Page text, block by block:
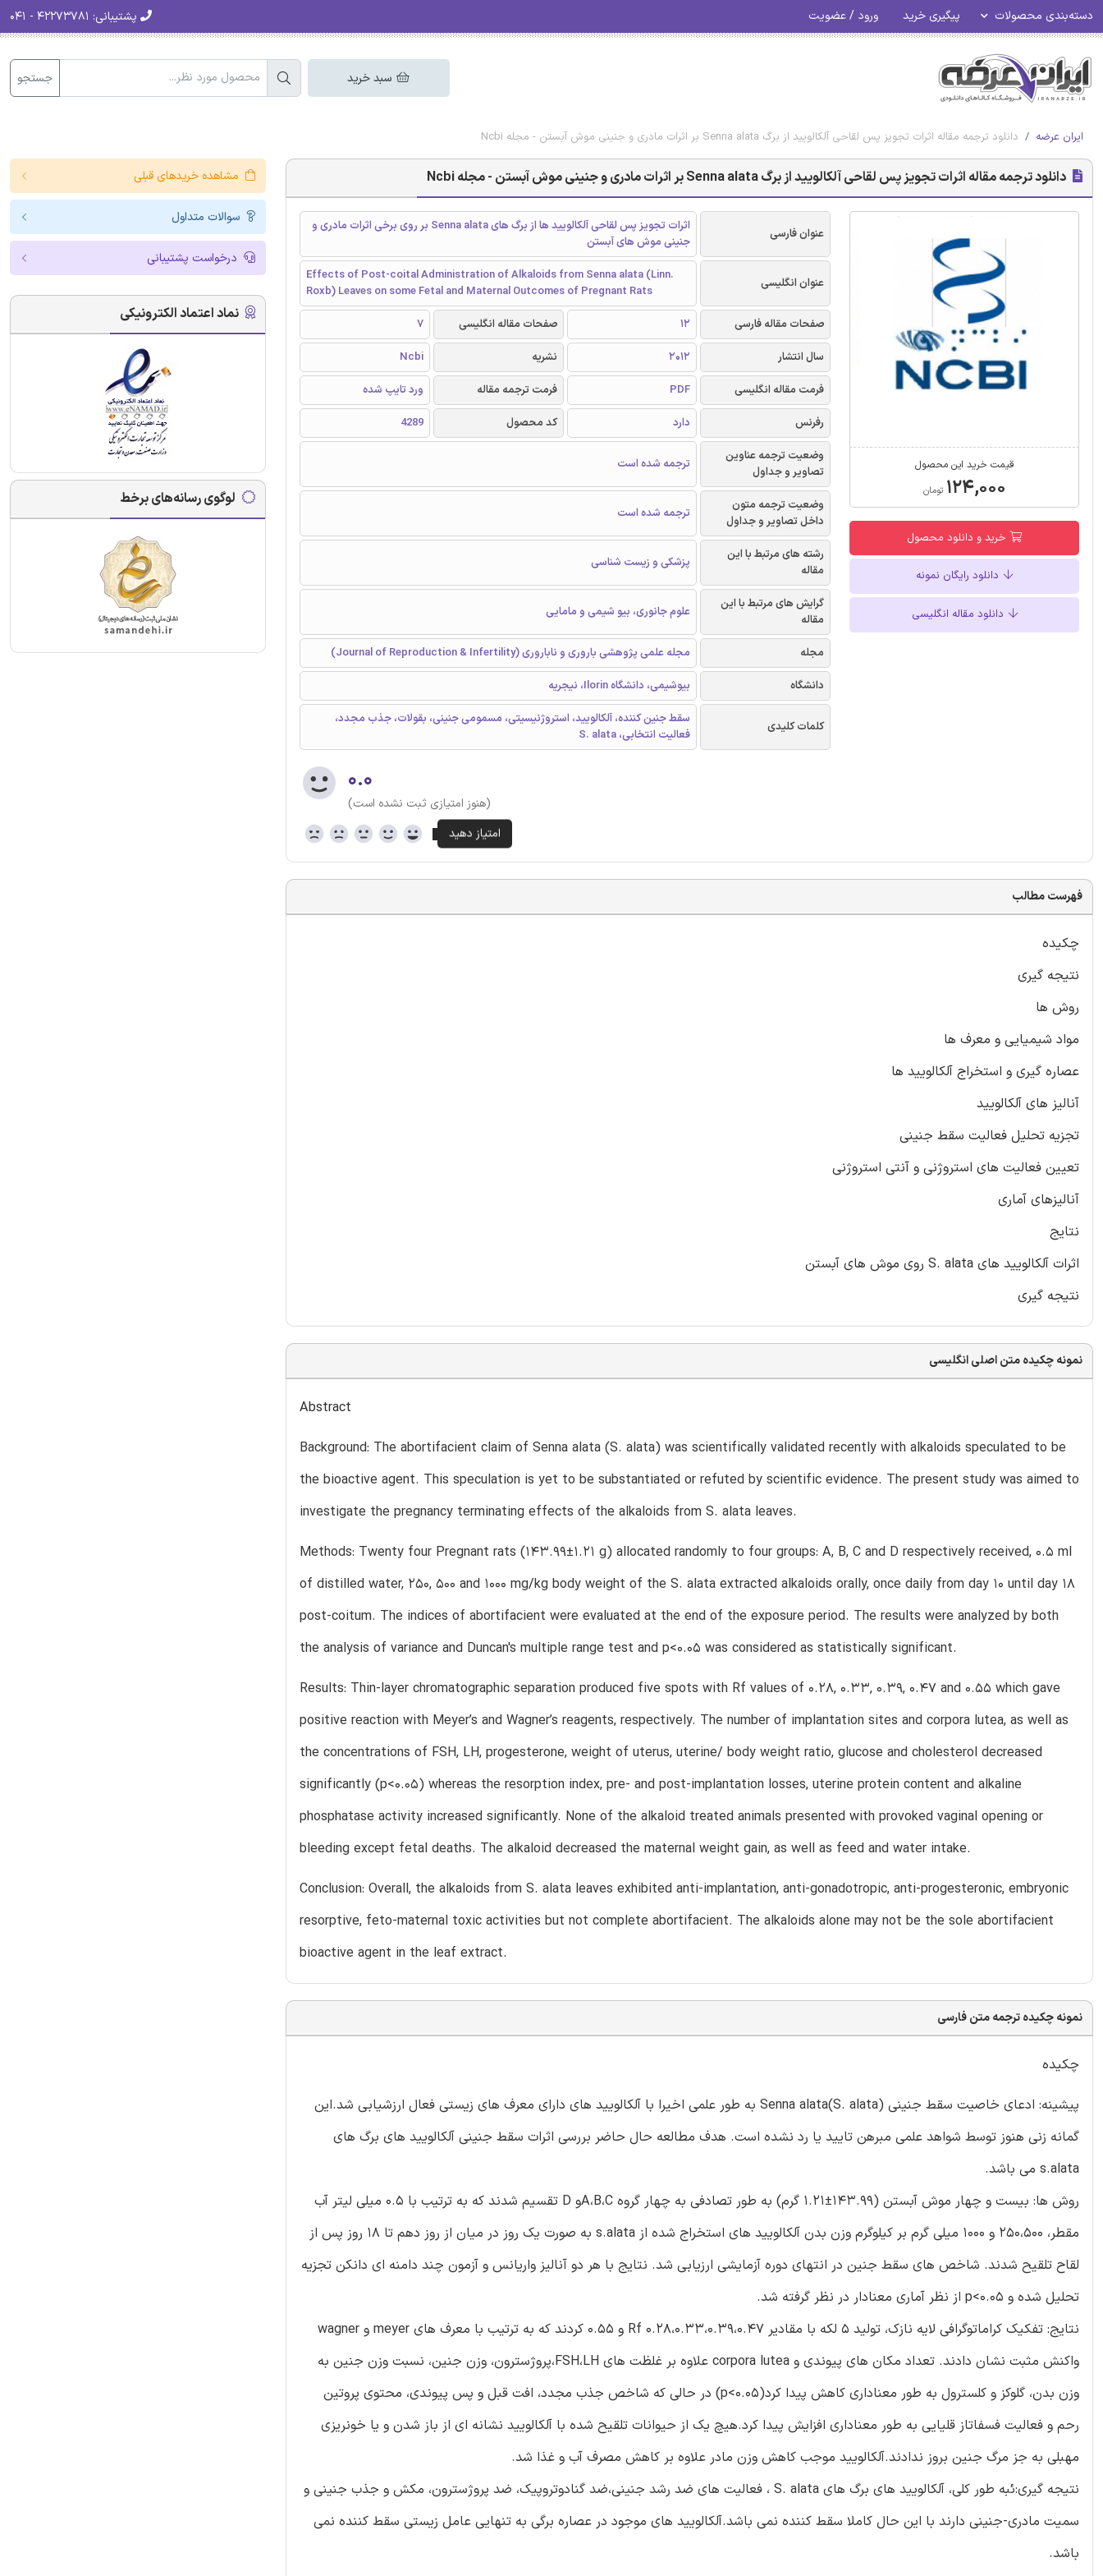
دسته‌بندی محصولات پیگیری خرید ورود / عضویت پشتیبانی:
سبد خرید جستجو
ایران عرضه دانلود ترجمه مقاله اثرات تجویز پس لقاحی آلکالویید از برگ Senna alata بر اثرات مادری و جنینی موش آبستن - مجله Ncbi
دانلود ترجمه مقاله اثرات تجویز پس لقاحی آلکالویید از برگ Senna alata بر اثرات مادری و جنینی موش آبستن - مجله Ncbi
قیمت خرید این محصول
۱۲۴,۰۰۰ تومان
خرید و دانلود محصول
دانلود رایگان نمونه
دانلود مقاله انگلیسی
عنوان فارسی
اثرات تجویز پس لقاحی آلکالویید ها از برگ های Senna alata بر روی برخی اثرات مادری و
جنینی موش های آبستن
عنوان انگلیسی
Effects of Post-coital Administration of Alkaloids from Senna alata (Linn.
Roxb) Leaves on some Fetal and Maternal Outcomes of Pregnant Rats
صفحات مقاله فارسی
12 صفحات مقاله انگلیسی
7
سال انتشار
2012 نشریه
Ncbi
فرمت مقاله انگلیسی
PDF فرمت ترجمه مقاله
ورد تایپ شده
رفرنس
دارد کد محصول
4289
وضعیت ترجمه عناوین
تصاویر و جداول
ترجمه شده است
وضعیت ترجمه متون
داخل تصاویر و جداول
ترجمه شده است
رشته های مرتبط با این
مقاله
پزشکی و زیست شناسی
گرایش های مرتبط با این
مقاله
علوم جانوری، بیو شیمی و مامایی
مجله
مجله علمی پژوهشی باروری و ناباروری (Journal of Reproduction & Infertility)
دانشگاه
بیوشیمی، دانشگاه Ilorin، نیجریه
کلمات کلیدی
سقط جنین کننده، آلکالویید، استروژنیسیتی، مسمومی جنینی، بقولات، جذب مجدد،
فعالیت انتخابی، S. alata
۰.۰
(هنوز امتیازی ثبت نشده است)
فهرست مطالب
چکیده
نتیجه گیری
روش ها
مواد شیمیایی و معرف ها
عصاره گیری و استخراج آلکالویید ها
آنالیز های آلکالویید
تجزیه تحلیل فعالیت سقط جنینی
تعیین فعالیت های استروژنی و آنتی استروژنی
آنالیزهای آماری
نتایج
اثرات آلکالویید های S. alata روی موش های آبستن
نتیجه گیری
نمونه چکیده متن اصلی انگلیسی
Abstract
Background: The abortifacient claim of Senna alata (S. alata) was scientifically validated recently with alkaloids speculated to be
the bioactive agent. This speculation is yet to be substantiated or refuted by scientific evidence. The present study was aimed to
investigate the pregnancy terminating effects of the alkaloids from S. alata leaves.
Methods: Twenty four Pregnant rats (143.99±1.21 g) allocated randomly to four groups: A, B, C and D respectively received, 0.5 ml
of distilled water, 250, 500 and 1000 mg/kg body weight of the S. alata extracted alkaloids orally, once daily from day 10 until day 18
post-coitum. The indices of abortifacient were evaluated at the end of the exposure period. The results were analyzed by both
the analysis of variance and Duncan's multiple range test and p<0.05 was considered as statistically significant.
Results: Thin-layer chromatographic separation produced five spots with Rf values of 0.28, 0.33, 0.39, 0.47 and 0.55 which gave
positive reaction with Meyer’s and Wagner’s reagents, respectively. The number of implantation sites and corpora lutea, as well as
the concentrations of FSH, LH, progesterone, weight of uterus, uterine/ body weight ratio, glucose and cholesterol decreased
significantly (p<0.05) whereas the resorption index, pre- and post-implantation losses, uterine protein content and alkaline
phosphatase activity increased significantly. None of the alkaloid treated animals presented with provoked vaginal opening or
bleeding except fetal deaths. The alkaloid decreased the maternal weight gain, as well as feed and water intake.
Conclusion: Overall, the alkaloids from S. alata leaves exhibited anti-implantation, anti-gonadotropic, anti-progesteronic, embryonic
resorptive, feto-maternal toxic activities but not complete abortifacient. The alkaloids alone may not be the sole abortifacient
bioactive agent in the leaf extract.
نمونه چکیده ترجمه متن فارسی
چکیده
پیشینه: ادعای خاصیت سقط جنینی Senna alata(S. alata) به طور علمی اخیرا با آلکالویید های دارای معرف های زیستی فعال ارزشیابی شد.این
گمانه زنی هنوز توسط شواهد علمی مبرهن تایید یا رد نشده است. هدف مطالعه حال حاضر بررسی اثرات سقط جنینی آلکالویید های برگ های
s.alata می باشد.
روش ها: بیست و چهار موش آبستن (143.99±1.21 گرم) به طور تصادفی به چهار گروه A،B،Cو D تقسیم شدند که به ترتیب با 0.5 میلی لیتر آب
مقطر، 250،500 و 1000 میلی گرم بر کیلوگرم وزن بدن آلکالویید های استخراج شده از s.alata به صورت یک روز در میان از روز دهم تا 18 روز پس از
لقاح تلقیح شدند. شاخص های سقط جنین در انتهای دوره آزمایشی ارزیابی شد. نتایج با هر دو آنالیز واریانس و آزمون چند دامنه ای دانکن تجزیه
تحلیل شده و p<0.05 از نظر آماری معنادار در نظر گرفته شد.
نتایج: تفکیک کراماتوگرافی لایه نازک، تولید 5 لکه با مقادیر Rf 0.28،0.33،0.39،0.47 و 0.55 کردند که به ترتیب با معرف های meyer و wagner
واکنش مثبت نشان دادند. تعداد مکان های پیوندی و corpora lutea علاوه بر غلظت های FSH،LH،پروژسترون، وزن جنین، نسبت وزن جنین به
وزن بدن، گلوکز و کلسترول به طور معناداری کاهش پیدا کرد(p<0.05) در حالی که شاخص جذب مجدد، افت قبل و پس پیوندی، محتوی پروتین
رحم و فعالیت فسفاتاز قلیایی به طور معناداری افزایش پیدا کرد.هیچ یک از حیوانات تلقیح شده با آلکالویید نشانه ای از باز شدن و یا خونریزی
مهبلی به جز مرگ جنین بروز ندادند.آلکالویید موجب کاهش وزن مادر علاوه بر کاهش مصرف آب و غذا شد.
نتیجه گیری:ئبه طور کلی، آلکالویید های برگ های S. alata ، فعالیت های ضد رشد جنینی،ضد گنادوتروپیک، ضد پروژسترون، مکش و جذب جنینی و
سمیت مادری-جنینی دارند با این حال کاملا سقط کننده نمی باشد.آلکالویید های موجود در عصاره برگی به تنهایی عامل زیستی سقط کننده نمی
باشد.
مشاهده خریدهای قبلی
سوالات متداول
درخواست پشتیبانی
نماد اعتماد الکترونیکی
لوگوی رسانه‌های برخط